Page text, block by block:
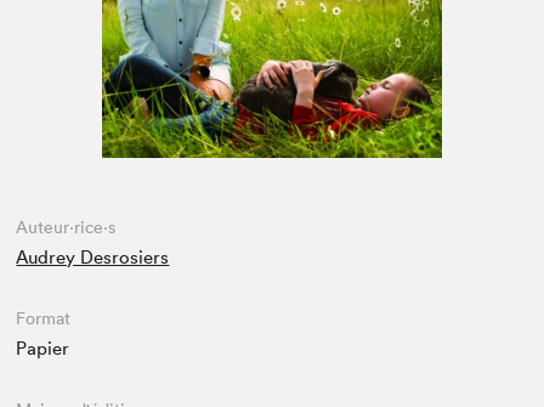
Auteur·rice·s
Audrey Desrosiers
Format
Papier